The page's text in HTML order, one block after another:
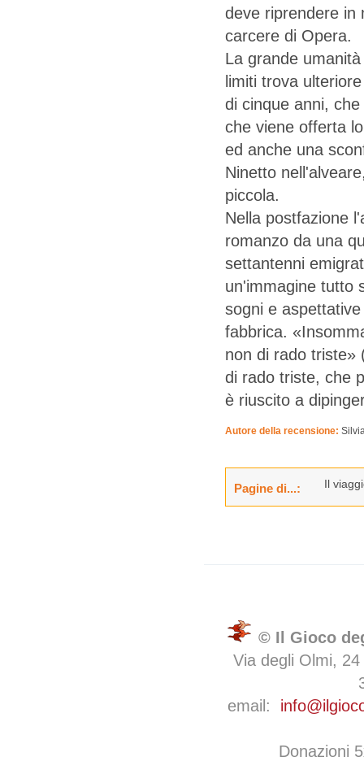
deve riprendere in
carcere di Opera.
La grande
limiti trova
di cinque anni,
che viene offerta
ed anche una
Ninetto
piccola.
Nella postfazione
romanzo da una
settantenni
un'immagine tutto
sogni e
fabbrica.
non di rado triste»
di rado triste, che
è riuscito a
Autore della recensione:
Pagine di...: Il
© Il Gioco
Via degli Olmi,
email:
Donazioni